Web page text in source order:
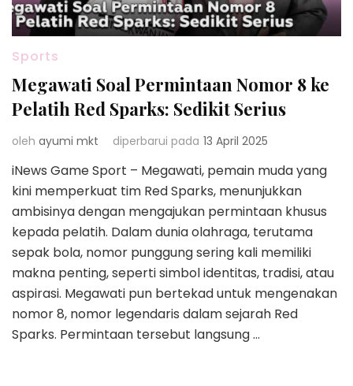
Sports
Megawati Soal Permintaan Nomor 8 ke
Pelatih Red Sparks: Sedikit Serius
oleh ayumi mkt diperbarui pada 13 April 2025
iNews Game Sport – Megawati, pemain muda yang
kini memperkuat tim Red Sparks, menunjukkan
ambisinya dengan mengajukan permintaan khusus
kepada pelatih. Dalam dunia olahraga, terutama
sepak bola, nomor punggung sering kali memiliki
makna penting, seperti simbol identitas, tradisi, atau
aspirasi. Megawati pun bertekad untuk mengenakan
nomor 8, nomor legendaris dalam sejarah Red
Sparks. Permintaan tersebut langsung …